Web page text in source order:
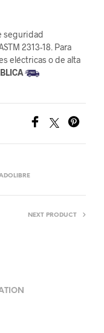
seguridad
2313-18. Para
eléctricas o de alta
NEXT PRODUCT